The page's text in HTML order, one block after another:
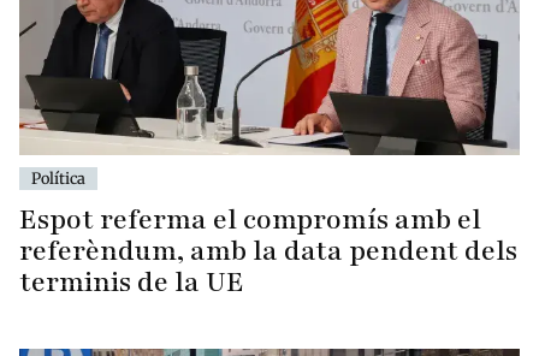
Política
Espot referma el compromís amb el
referèndum, amb la data pendent dels
terminis de la UE